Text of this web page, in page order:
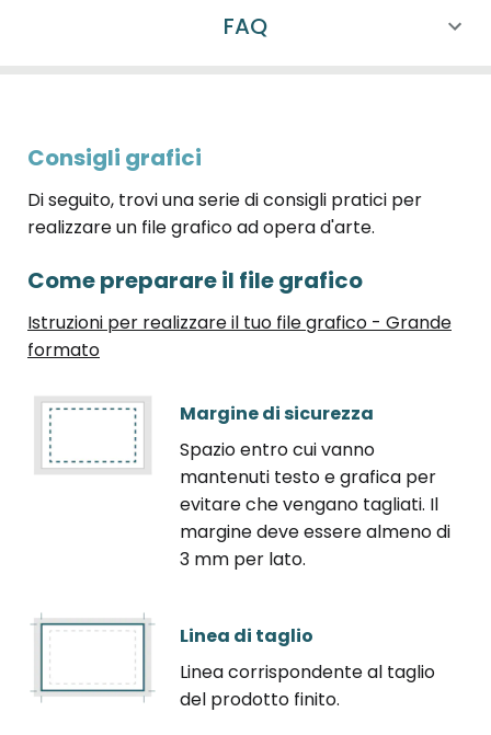
FAQ
Consigli grafici
Di seguito, trovi una serie di consigli pratici per
realizzare un file grafico ad opera d'arte.
Come preparare il file grafico
Istruzioni per realizzare il tuo file grafico - Grande
formato
Margine di sicurezza
Spazio entro cui vanno
mantenuti testo e grafica per
evitare che vengano tagliati. Il
margine deve essere almeno di
3 mm per lato.
Linea di taglio
Linea corrispondente al taglio
del prodotto finito.